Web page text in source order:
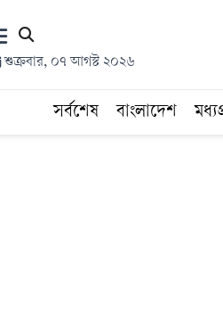
শুক্রবার, ০৭ আগস্ট ২০২৬
সর্বশেষ বাংলাদেশ